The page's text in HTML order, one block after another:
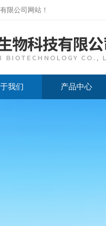
限公司网站 ！
我们 产品中心